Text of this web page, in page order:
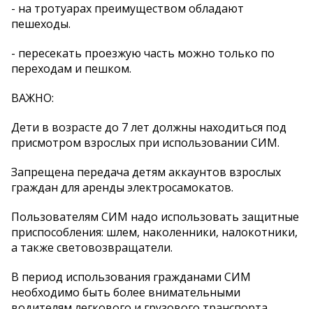
- на тротуарах преимуществом обладают
пешеходы.
- пересекать проезжую часть можно только по
переходам и пешком.
ВАЖНО:
Дети в возрасте до 7 лет должны находиться под
присмотром взрослых при использовании СИМ.
Запрещена передача детям аккаунтов взрослых
граждан для аренды электросамокатов.
Пользователям СИМ надо использовать защитные
приспособления: шлем, наколенники, налокотники,
а также световозвращатели.
В период использования гражданами СИМ
необходимо быть более внимательными